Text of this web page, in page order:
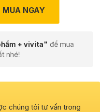
MUA NGAY
+ vivita" để mua
nhé!
chúng tôi tư vấn trong